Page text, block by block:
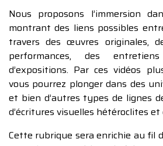
Nous proposons l’immersion
montrant des liens possibles
travers des œuvres originales,
performances, des
d’expositions. Par ces vidéos
vous pourrez plonger dans des
et bien d’autres types de lignes
d’écritures visuelles hétéroclites et
Cette rubrique sera enrichie au fil